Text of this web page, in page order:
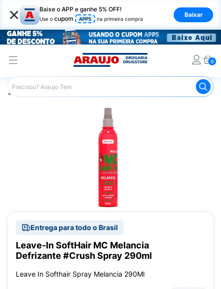
× Baixe o APP e ganhe 5% OFF!
Use o cupom APP5 na primeira compra
Baixar
0
Araujo Cabelo Leave-In
Entrega para todo o Brasil
Leave-In SoftHair MC Melancia
Defrizante #Crush Spray 290ml
Leave In Softhair Spray Melancia 290Ml